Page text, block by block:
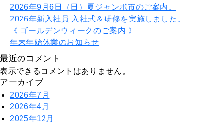
2026年9月6日（日）夏ジャンボ市のご案内。
2026年新入社員 入社式＆研修を実施しました。
《 ゴールデンウィークのご案内 》
年末年始休業のお知らせ
最近のコメント
表示できるコメントはありません。
アーカイブ
2026年7月
2026年4月
2025年12月